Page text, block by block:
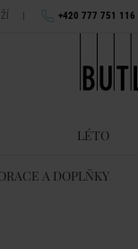
| +420 777 751 116
LÉTO
A DOPLŇKY